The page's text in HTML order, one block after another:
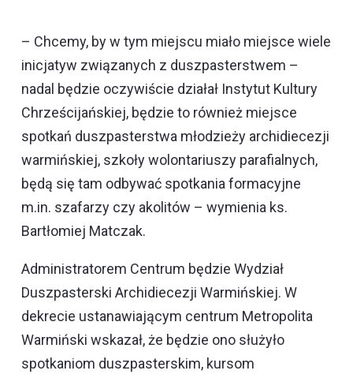
– Chcemy, by w tym miejscu miało miejsce wiele
inicjatyw związanych z duszpasterstwem –
nadal będzie oczywiście działał Instytut Kultury
Chrześcijańskiej, będzie to również miejsce
spotkań duszpasterstwa młodzieży archidiecezji
warmińskiej, szkoły wolontariuszy parafialnych,
będą się tam odbywać spotkania formacyjne
m.in. szafarzy czy akolitów – wymienia ks.
Bartłomiej Matczak.
Administratorem Centrum będzie Wydział
Duszpasterski Archidiecezji Warmińskiej. W
dekrecie ustanawiającym centrum Metropolita
Warmiński wskazał, że będzie ono służyło
spotkaniom duszpasterskim, kursom